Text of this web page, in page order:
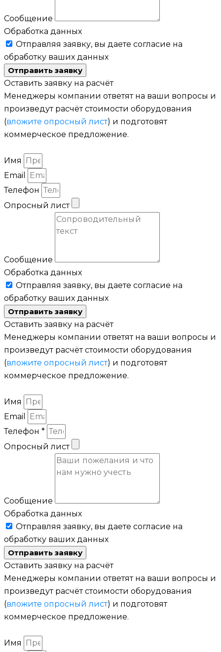
Сообщение
Обработка данных
Отправляя заявку, вы даете согласие на
обработку ваших данных
Отправить заявку
Оставить заявку на расчёт
Менеджеры компании ответят на ваши вопросы и
произведут расчёт стоимости оборудования
(вложите опросный лист) и подготовят
коммерческое предложение.
Имя
Email
Телефон
Опросный лист
Сообщение
Обработка данных
Отправляя заявку, вы даете согласие на
обработку ваших данных
Отправить заявку
Оставить заявку на расчёт
Менеджеры компании ответят на ваши вопросы и
произведут расчёт стоимости оборудования
(вложите опросный лист) и подготовят
коммерческое предложение.
Имя
Email
Телефон *
Опросный лист
Сообщение
Обработка данных
Отправляя заявку, вы даете согласие на
обработку ваших данных
Отправить заявку
Оставить заявку на расчёт
Менеджеры компании ответят на ваши вопросы и
произведут расчёт стоимости оборудования
(вложите опросный лист) и подготовят
коммерческое предложение.
Имя